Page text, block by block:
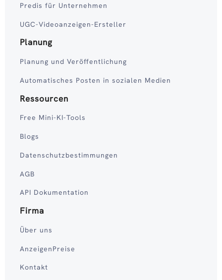
Predis für Unternehmen
UGC-Videoanzeigen-Ersteller
Planung
Planung und Veröffentlichung
Automatisches Posten in sozialen Medien
Ressourcen
Free Mini-KI-Tools
Blogs
Datenschutzbestimmungen
AGB
API Dokumentation
Firma
Über uns
AnzeigenPreise
Kontakt